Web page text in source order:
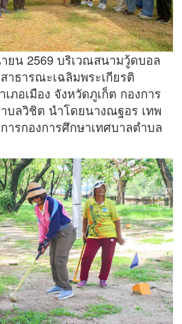
ยน 2569 บริเวณสนามวู้ดบอล
ธารณะเฉลิมพระเกียรติ
ภอเมือง จังหวัดภูเก็ต กองการ
บลวิชิต นำโดยนางณฐอร เทพ
รกองการศึกษาเทศบาลตำบล